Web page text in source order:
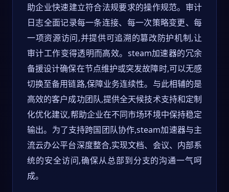
助企业快速建立符合法规要求的操作规范。审计
日志全面记录每一条连接、每一次策略变更、每
一项资源访问,并提供可追溯的篡改防护机制,让
审计工作变得透明而高效。steam加速器的冗余
备援设计确保在节点维护或突发故障时,可以无感
切换至备用链路,保障业务连续性。与此相辅的是
高效的客户成功团队,提供全天候技术支持和定制
化优化建议,帮助企业在不同市场环境中保持稳定
输出。为了支持跨国团队协作,steam加速器与主
流云办公平台深度整合,实现文档、会议、内部系
统的安全访问,确保从总部到分支的沟通一气呵
成。